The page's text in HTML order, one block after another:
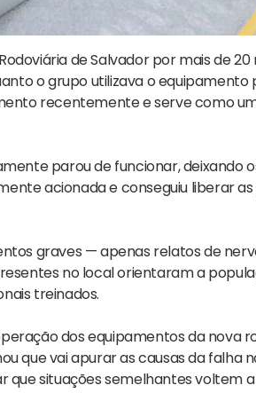
de Salvador por mais de 20
o grupo utilizava o equipamento
recentemente e serve como
parou de funcionar, deixando
acionada e conseguiu liberar
graves — apenas relatos de
no local orientaram a
treinados.
dos equipamentos da nova
que vai apurar as causas da falha
que situações semelhantes voltem